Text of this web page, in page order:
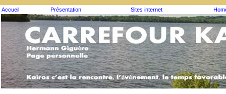
Accueil Présentation Sites internet